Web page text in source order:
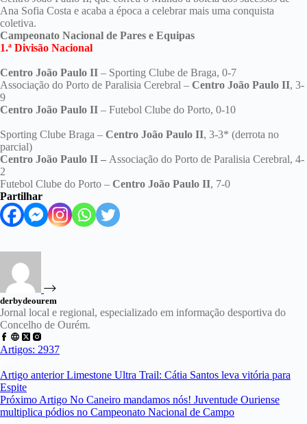
Ana Sofia Costa e acaba a época a celebrar mais uma conquista
coletiva.
Campeonato Nacional de Pares e Equipas
1.ª Divisão Nacional
Centro João Paulo II – Sporting Clube de Braga, 0-7
Associação do Porto de Paralisia Cerebral – Centro João Paulo II, 3-
9
Centro João Paulo II – Futebol Clube do Porto, 0-10
Sporting Clube Braga – Centro João Paulo II, 3-3* (derrota no
parcial)
Centro João Paulo II – Associação do Porto de Paralisia Cerebral, 4-
2
Futebol Clube do Porto – Centro João Paulo II, 7-0
Partilhar
derbydeourem
Jornal local e regional, especializado em informação desportiva do
Concelho de Ourém.
Artigos: 2937
Artigo anteriorLimestone Ultra Trail: Cátia Santos leva vitória para
Espite
Próximo Artigo No Caneiro mandamos nós! Juventude Ouriense
multiplica pódios no Campeonato Nacional de Campo